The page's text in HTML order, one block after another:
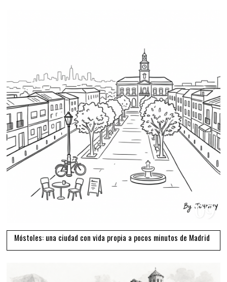
09
Móstoles: una ciudad con vida propia a pocos minutos de Madrid